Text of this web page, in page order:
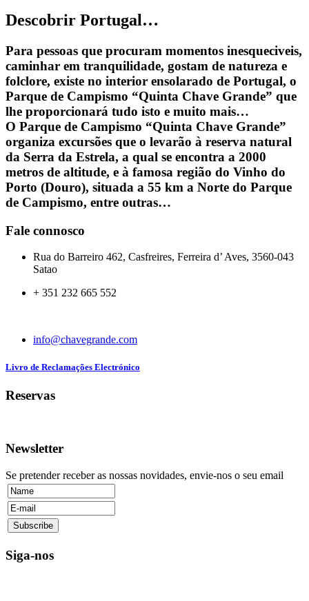
Descobrir Portugal…
Para pessoas que procuram momentos inesqueci­veis,
caminhar em tranquilidade, gostam de natureza e
folclore, existe no interior ensolarado de Portugal, o
Parque de Campismo “Quinta Chave Grande” que
lhe proporcionará tudo isto e muito mais…
O Parque de Campismo “Quinta Chave Grande”
organiza excursões que o levarão à reserva natural
da Serra da Estrela, a qual se encontra a 2000
metros de altitude, e à famosa região do Vinho do
Porto (Douro), situada a 55 km a Norte do Parque
de Campismo, entre outras…
Fale connosco
Rua do Barreiro 462, Casfreires, Ferreira d’ Aves, 3560-043
Satao
+ 351 232 665 552
info@chavegrande.com
Livro de Reclamações Electrónico
Reservas
Newsletter
Se pretender receber as nossas novidades, envie-nos o seu email
Siga-nos